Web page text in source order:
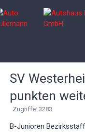
SV
punkten
Zugriffe: 3283
B-Junioren